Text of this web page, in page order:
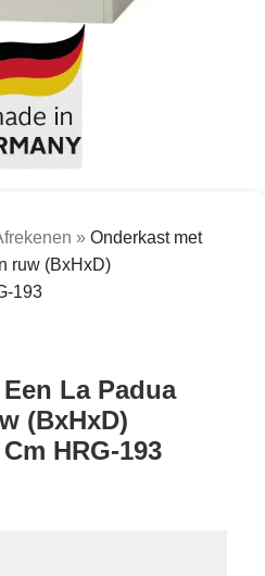
» Onderkast met
ruw (BxHxD)
193
La Padua
(BxHxD)
HRG-193